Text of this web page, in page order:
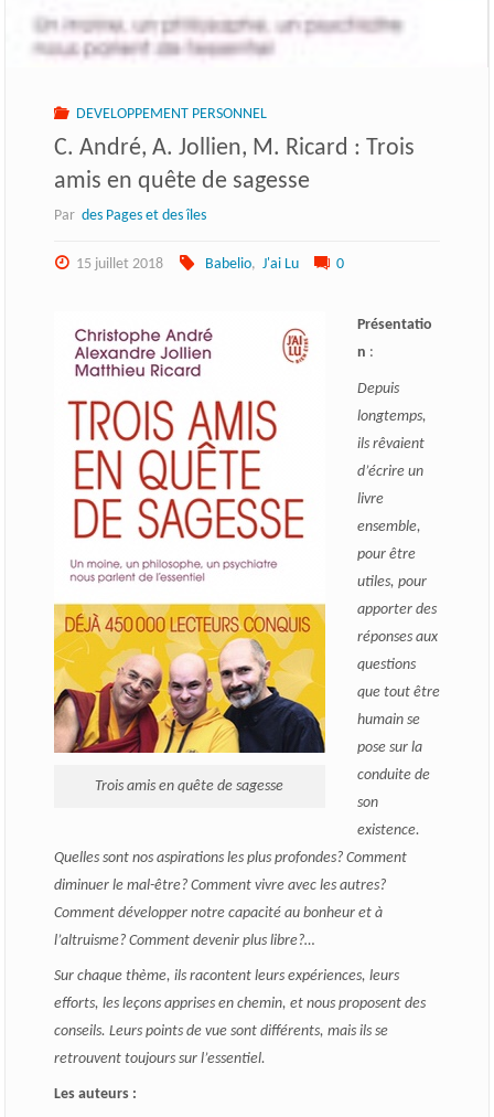
DEVELOPPEMENT PERSONNEL
C. André, A. Jollien, M. Ricard : Trois
amis en quête de sagesse
Par des Pages et des îles
15 juillet 2018 Babelio, J'ai Lu 0
Trois amis en quête de sagesse
Présentatio
n :
Depuis
longtemps,
ils rêvaient
d’écrire un
livre
ensemble,
pour être
utiles, pour
apporter des
réponses aux
questions
que tout être
humain se
pose sur la
conduite de
son
existence.
Quelles sont nos aspirations les plus profondes? Comment
diminuer le mal-être? Comment vivre avec les autres?
Comment développer notre capacité au bonheur et à
l’altruisme? Comment devenir plus libre?…
Sur chaque thème, ils racontent leurs expériences, leurs
efforts, les leçons apprises en chemin, et nous proposent des
conseils. Leurs points de vue sont différents, mais ils se
retrouvent toujours sur l’essentiel.
Les auteurs :